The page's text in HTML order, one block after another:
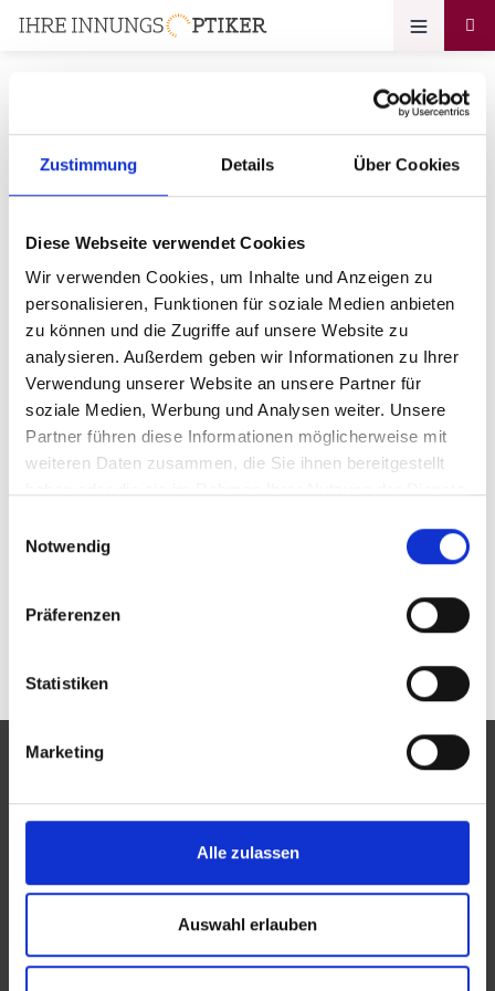
Zustimmung Details Über Cookies
Diese Webseite verwendet Cookies
Wir verwenden Cookies, um Inhalte und Anzeigen zu
personalisieren, Funktionen für soziale Medien anbieten
zu können und die Zugriffe auf unsere Website zu
analysieren. Außerdem geben wir Informationen zu Ihrer
Verwendung unserer Website an unsere Partner für
soziale Medien, Werbung und Analysen weiter. Unsere
Partner führen diese Informationen möglicherweise mit
weiteren Daten zusammen, die Sie ihnen bereitgestellt
Notwendig
Präferenzen
Statistiken
Marketing
Alle zulassen
Auswahl erlauben
Ihr Zugang zum
Augenoptik Waurick GbR
Bitte geben Sie Ihr Passwort ein:
allgemeinen Suche.
Eine Aktion des Zentralverbandes der Augenoptiker und
Der ZVA ist ein Bundesinnungsverband, seine Mitglieder
sind die Landesinnungsverbände und Landesinnungen
des Augenoptikerhandwerks.